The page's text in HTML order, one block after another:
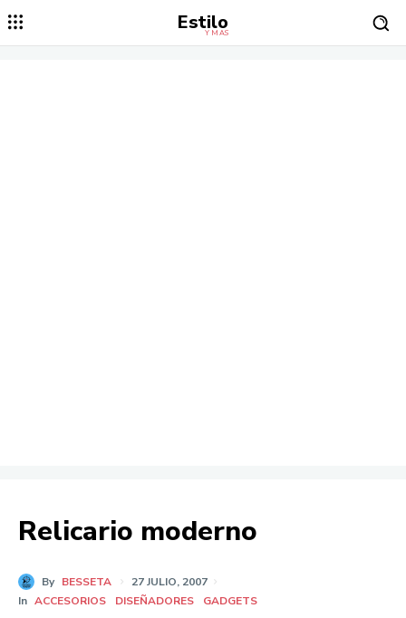
Estilo
Y MÁS
Relicario moderno
By BESSETA
27 JULIO, 2007
In ACCESORIOS DISEÑADORES GADGETS